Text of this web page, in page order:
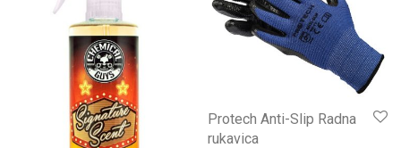
Protech Anti-Slip Radna
rukavica